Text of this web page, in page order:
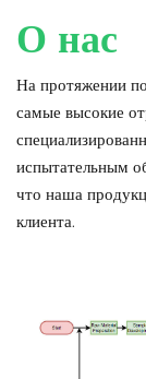
О нас
На протяжении
самые высокие
испытательным
что наша
клиента.